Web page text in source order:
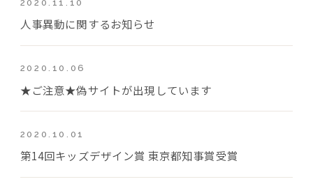
2020.11.10
人事異動に関するお知らせ
2020.10.06
★ご注意★偽サイトが出現しています
2020.10.01
第14回キッズデザイン賞 東京都知事賞受賞